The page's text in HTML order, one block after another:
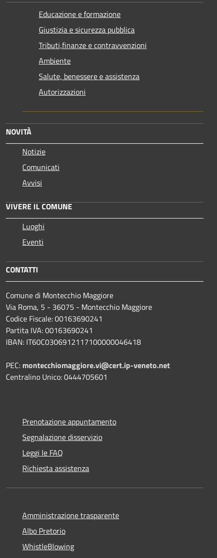
Educazione e formazione
Giustizia e sicurezza pubblica
Tributi,finanze e contravvenzioni
Ambiente
Salute, benessere e assistenza
Autorizzazioni
NOVITÀ
Notizie
Comunicati
Avvisi
VIVERE IL COMUNE
Luoghi
Eventi
CONTATTI
Comune di Montecchio Maggiore
Via Roma, 5 - 36075 - Montecchio Maggiore
Codice Fiscale: 00163690241
Partita IVA: 00163690241
IBAN: IT60C0306912117100000046418
PEC: montecchiomaggiore.vi@cert.ip-veneto.net
Centralino Unico: 0444705601
Prenotazione appuntamento
Segnalazione disservizio
Leggi le FAQ
Richiesta assistenza
Amministrazione trasparente
Albo Pretorio
WhistleBlowing